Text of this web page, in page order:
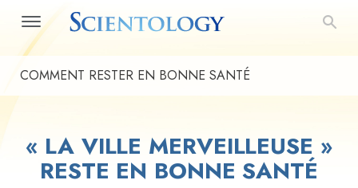
COMMENT RESTER EN BONNE SANTÉ
« LA VILLE MERVEILLEUSE »
RESTE EN BONNE SANTÉ